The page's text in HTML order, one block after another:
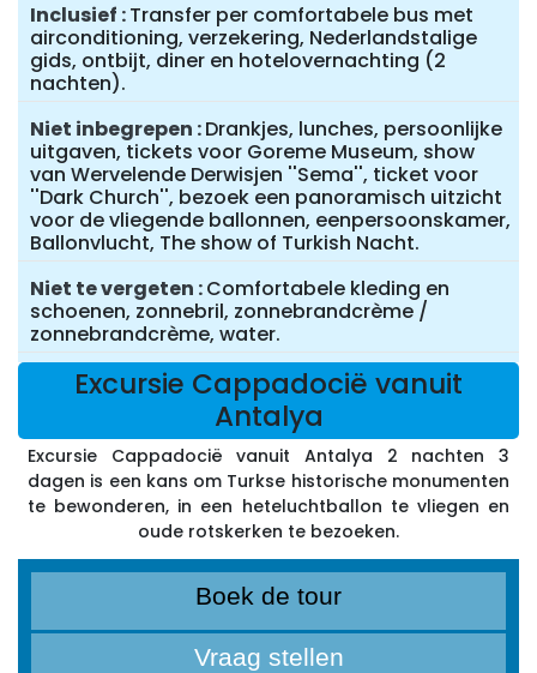
Inclusief Transfer per comfortabele bus met
airconditioning, verzekering, Nederlandstalige
gids, ontbijt, diner en hotelovernachting (2
nachten).
Niet inbegrepen Drankjes, lunches, persoonlijke
uitgaven, tickets voor Goreme Museum, show
van Wervelende Derwisjen ''Sema'', ticket voor
''Dark Church'', bezoek een panoramisch uitzicht
voor de vliegende ballonnen, eenpersoonskamer,
Ballonvlucht, The show of Turkish Nacht.
Niet te vergeten Comfortabele kleding en
schoenen, zonnebril, zonnebrandcrème /
zonnebrandcrème, water.
Excursie Cappadocië vanuit
Antalya
Excursie Cappadocië vanuit Antalya 2 nachten 3
dagen is een kans om Turkse historische monumenten
te bewonderen, in een heteluchtballon te vliegen en
oude rotskerken te bezoeken.
Boek de tour
Vraag stellen